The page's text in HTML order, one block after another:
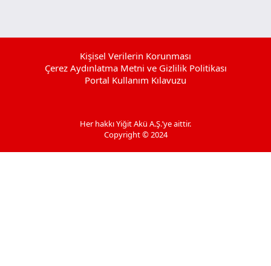
Her hakkı Yiğit Akü A.Ş.’ye aittir.
Copyright © 2024
Kişisel Verilerin Korunması
Çerez Aydınlatma Metni ve Gizlilik Politikası
Portal Kullanım Kılavuzu